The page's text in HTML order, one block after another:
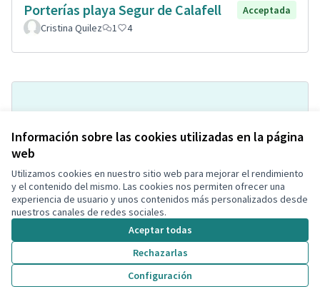
Información sobre las cookies utilizadas en la página
web
Utilizamos cookies en nuestro sitio web para mejorar el rendimiento
y el contenido del mismo. Las cookies nos permiten ofrecer una
experiencia de usuario y unos contenidos más personalizados desde
nuestros canales de redes sociales.
Aceptar todas
Rechazarlas
Configuración
Porterías playa Segur de Calafell
Acceptada
Cristina Quilez
1 4
Pipican con agility
Soniaa Prados Carmona
Espacio para mascotas